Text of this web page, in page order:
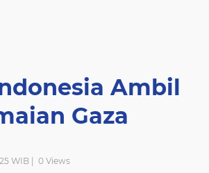
Ambil
Gaza
WIB | 0 Views